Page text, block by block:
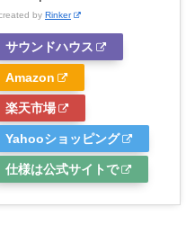
by Rinker
サウンドハウス
Amazon
楽天市場
Yahooショッピング
仕様は公式サイトで